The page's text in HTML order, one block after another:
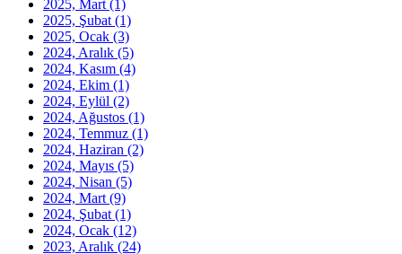
2025, Mart (1)
2025, Şubat (1)
2025, Ocak (3)
2024, Aralık (5)
2024, Kasım (4)
2024, Ekim (1)
2024, Eylül (2)
2024, Ağustos (1)
2024, Temmuz (1)
2024, Haziran (2)
2024, Mayıs (5)
2024, Nisan (5)
2024, Mart (9)
2024, Şubat (1)
2024, Ocak (12)
2023, Aralık (24)